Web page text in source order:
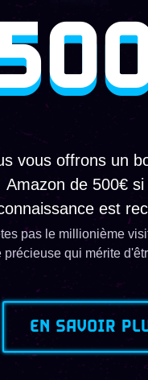
vous offrons un
Amazon de 500€
est
pas le millionième
précieuse qui mérite
EN SAVOIR